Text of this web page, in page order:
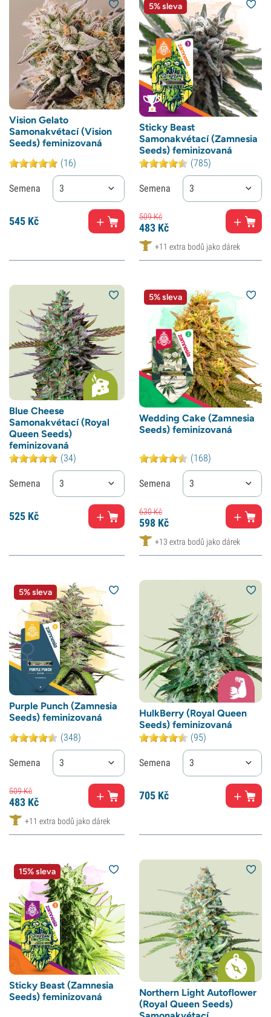
Vision Gelato
Samonakvétací (Vision
Seeds) feminizovaná
(16)
Semena 3
545 Kč
5% sleva
Sticky Beast
Samonakvétací (Zamnesia
Seeds) feminizovaná
(785)
Semena 3
509Kč
483 Kč
+11 extra bodů jako dárek
Blue Cheese
Samonakvétací (Royal
Queen Seeds)
feminizovaná
(34)
Semena 3
525 Kč
5% sleva
Wedding Cake (Zamnesia
Seeds) feminizovaná
(168)
Semena 3
630Kč
598 Kč
+13 extra bodů jako dárek
5% sleva
Purple Punch (Zamnesia
Seeds) feminizovaná
(348)
Semena 3
509Kč
483 Kč
+11 extra bodů jako dárek
HulkBerry (Royal Queen
Seeds) feminizovaná
(95)
Semena 3
705 Kč
15% sleva
Sticky Beast (Zamnesia
Seeds) feminizovaná
Northern Light Autoflower
(Royal Queen Seeds)